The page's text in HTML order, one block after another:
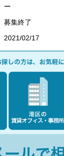
ー
募集終了
2021/02/17